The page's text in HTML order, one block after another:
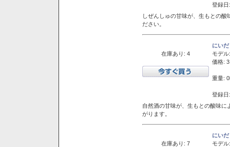
登録
しぜんしゅの甘味が、生もとの
ださい。
在庫あり: 4
にい
モデル:
価格:
重量:
登録
自然酒の甘味が、生もとの酸味
がります。
在庫あり: 7
にい
モデル: